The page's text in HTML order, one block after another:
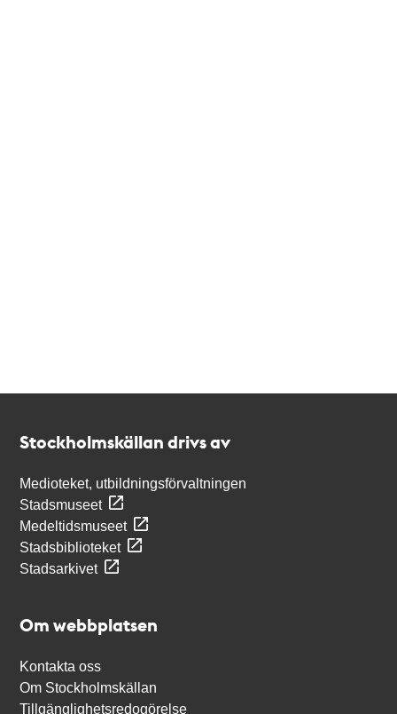
Stockholmskällan drivs av
Medioteket, utbildningsförvaltningen
Stadsmuseet
Medeltidsmuseet
Stadsbiblioteket
Stadsarkivet
Om webbplatsen
Kontakta oss
Om Stockholmskällan
Tillgänglighetsredogörelse